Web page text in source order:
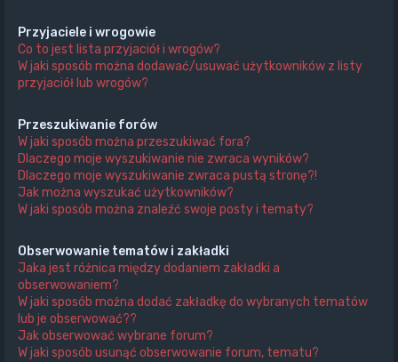
Przyjaciele i wrogowie
Co to jest lista przyjaciół i wrogów?
W jaki sposób można dodawać/usuwać użytkowników z listy
przyjaciół lub wrogów?
Przeszukiwanie forów
W jaki sposób można przeszukiwać fora?
Dlaczego moje wyszukiwanie nie zwraca wyników?
Dlaczego moje wyszukiwanie zwraca pustą stronę?!
Jak można wyszukać użytkowników?
W jaki sposób można znaleźć swoje posty i tematy?
Obserwowanie tematów i zakładki
Jaka jest różnica między dodaniem zakładki a
obserwowaniem?
W jaki sposób można dodać zakładkę do wybranych tematów
lub je obserwować??
Jak obserwować wybrane forum?
W jaki sposób usunąć obserwowanie forum, tematu?